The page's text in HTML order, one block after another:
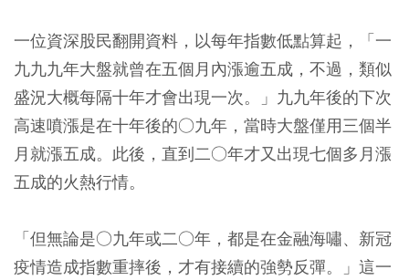
一位資深股民翻開資料，以每年指數低點算起，「一
九九九年大盤就曾在五個月內漲逾五成，不過，類似
盛況大概每隔十年才會出現一次。」九九年後的下次
高速噴漲是在十年後的○九年，當時大盤僅用三個半
月就漲五成。此後，直到二○年才又出現七個多月漲
五成的火熱行情。
「但無論是○九年或二○年，都是在金融海嘯、新冠
疫情造成指數重摔後，才有接續的強勢反彈。」這一